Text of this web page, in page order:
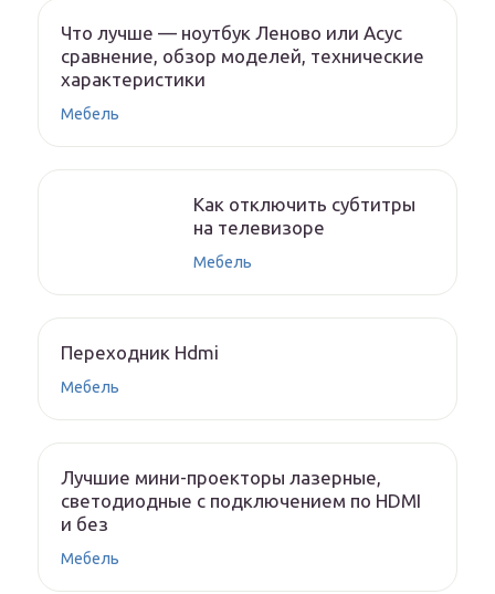
Что лучше — ноутбук Леново или Асус
сравнение, обзор моделей, технические
характеристики
Мебель
Как отключить субтитры
на телевизоре
Мебель
Переходник Hdmi
Мебель
Лучшие мини-проекторы лазерные,
светодиодные с подключением по HDMI
и без
Мебель